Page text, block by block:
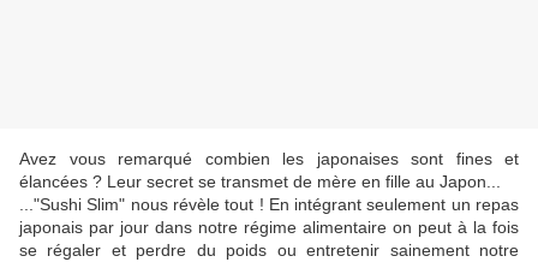
Avez vous remarqué combien les japonaises sont fines et
élancées ? Leur secret se transmet de mère en fille au Japon...
..."Sushi Slim" nous révèle tout ! En intégrant seulement un repas
japonais par jour dans notre régime alimentaire on peut à la fois
se régaler et perdre du poids ou entretenir sainement notre